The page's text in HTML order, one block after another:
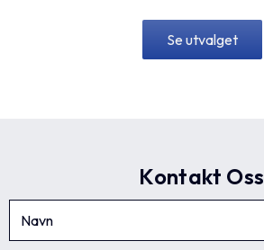
Se utvalget
Kontakt Oss